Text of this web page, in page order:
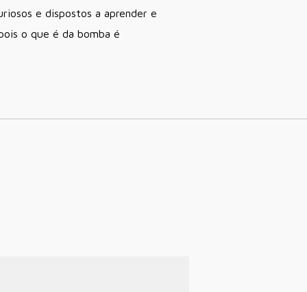
e dispostos a aprender e
o que é da bomba é